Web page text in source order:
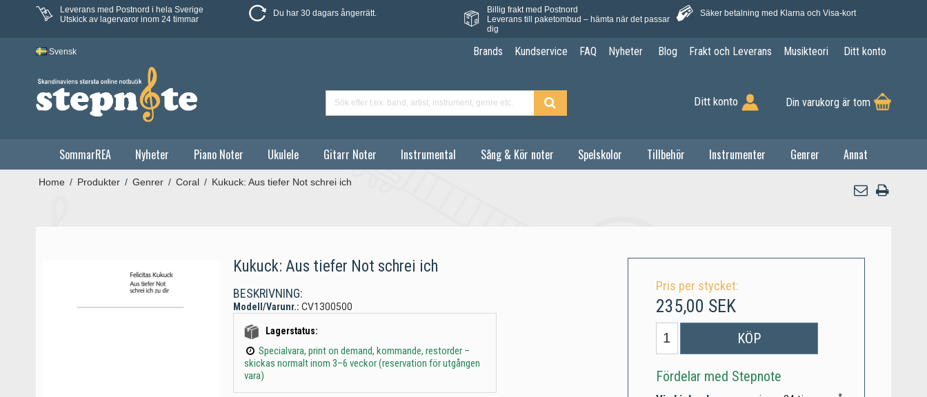
Leverans med Postnord i hela Sverige
Utskick av lagervaror inom 24 timmar
Du har 30 dagars ångerrätt.
Billig frakt med Postnord
Leverans till paketombud – hämta när det passar
dig
Säker betalning med Klarna och Visa-kort
Svensk Brands Kundservice FAQ Nyheter Blog Frakt och Leverans Musikteori Ditt konto
Ditt konto Din varukorg är tom
SommarREA Nyheter Piano Noter Ukulele Gitarr Noter Instrumental Sång & Kör noter Spelskolor Tillbehör Instrumenter Genrer Annat
Home / Produkter / Genrer / Coral / Kukuck: Aus tiefer Not schrei ich
Kukuck: Aus tiefer Not schrei ich
BESKRIVNING:
Modell/Varunr.: CV1300500
Lagerstatus:
Specialvara, print on demand, kommande, restorder –
skickas normalt inom 3–6 veckor (reservation för utgången
vara)
Pris per stycket:
235,00 SEK
KÖP
Fördelar med Stepnote